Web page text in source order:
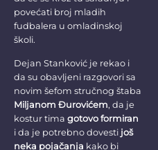
povećati broj mladih
fudbalera u omladinskoj
školi.
Dejan Stanković je rekao i
da su obavljeni razgovori sa
novim šefom stručnog štaba
Miljanom Đurovićem, da je
kostur tima gotovo formiran
i da je potrebno dovesti još
neka pojačanja kako bi